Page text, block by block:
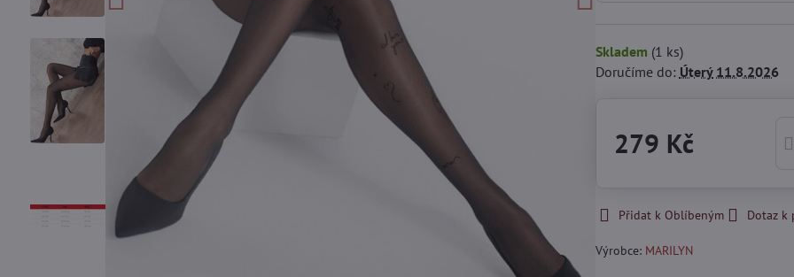
Skladem (1 ks)
Doručíme do: Úterý11.8.2026
279 Kč
Přidat k Oblíbeným Dotaz k
Výrobce: MARILYN